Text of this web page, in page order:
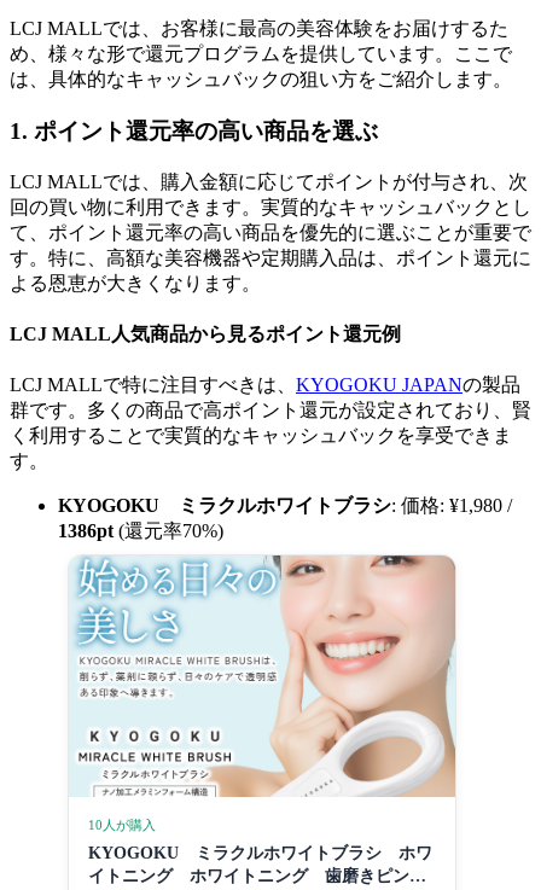
LCJ MALLでは、お客様に最高の美容体験をお届けするた
め、様々な形で還元プログラムを提供しています。ここで
は、具体的なキャッシュバックの狙い方をご紹介します。
1. ポイント還元率の高い商品を選ぶ
LCJ MALLでは、購入金額に応じてポイントが付与され、次
回の買い物に利用できます。実質的なキャッシュバックとし
て、ポイント還元率の高い商品を優先的に選ぶことが重要で
す。特に、高額な美容機器や定期購入品は、ポイント還元に
よる恩恵が大きくなります。
LCJ MALL人気商品から見るポイント還元例
LCJ MALLで特に注目すべきは、 KYOGOKU JAPANの製品
群です。多くの商品で高ポイント還元が設定されており、賢
く利用することで実質的なキャッシュバックを享受できま
す。
KYOGOKU ミラクルホワイトブラシ: 価格: ¥1,980 /
1386pt (還元率70%)
10人が購入
KYOGOKU ミラクルホワイトブラシ ホワ
イトニング ホワイトニング 歯磨きピンク